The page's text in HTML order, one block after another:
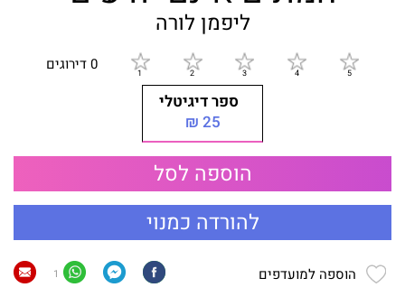
ליפמן לורה
0 דירוגים
ספר דיגיטלי
25 ₪
הוספה לסל
להורדה כמנוי
הוספה למועדפים 1